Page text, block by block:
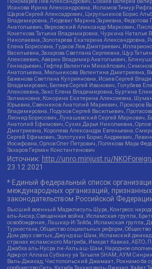
Исакова Ирина Александровна, Исламов Тимур
Щаров Сергей Алексадрович, Цирульников Борис
Владимировна, Людевиг Марина Зариевна, Федотова
Анатольевич, Верховский Александр Маркович,
Кочеткова Татьяна Владимировна, Чуркина Наталья
Николаевна, Золотарева Екатерина Александровна,
Елена Борисовна, Гудков Лев Дмитриевич,
Васильевна, Захарова Светлана Сергеевна, Щур
Алексеевич, Аверин Владимир Анатольевич,
Геннадьевич, Гефтер Валентин Михайлович,
Анатольевна, Мельникова Валентина Дмитриевна,
Баженова Светлана Куприяновна, Исаев Сергей
Владимирович, Беляев Сергей Иванович, Голубева
Алексеевна, Закс Елена Владимировна, Буртина
Залмановна, Кокорина Екатерина Алексеевна,
Юрьевна, Свечников Анатолий Мариевич, Прохоров
Владимировна, Подузов Сергей Васильевич,
Леонид Борисович, Лукашевский Сергей Маркович,
Анатолий Ефимович, Сухих Дарья Николаевна, Орлов
Дмитриевна, Королева Александра Евгеньевна,
Сергей Ефимович, Золотухин Борис Андреевич,
Иосифовна, Орлов Олег Петрович, Полякова Мара
Захаров Герман Константинович
Источник: http://unro.minjust.ru/
23.12.2021
* Единый федеральный список
международных организаций, признанных
законодательством Российской
Высший военный Маджлисуль Шура, Конгресс
аль-Ансар, Священная война, Исламская группа,
освобождения, Лашкар-И-Тайба, Исламская группа,
Туркестана, Общество социальных реформ, Общество
Дом двух святых, Джунд аш-Шам, Исламский джихад
странах исламского Магриба, Имарат Кавказ, АБТО,
Джабха аль-Нусра ли-Ахль аш-Шам, Народное
Аджр от Аллаха Субхану уа Тагьаля SHAM, АУМ
Валь-Джихад, Чистопольский Джамаат, Рохнамо ба
сообщество Сеть, Катиба Таухид валь-Джихад,